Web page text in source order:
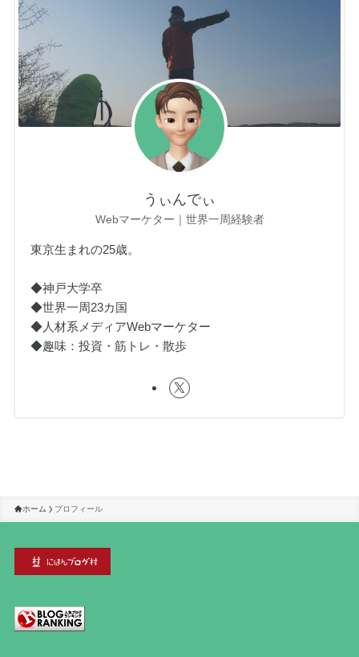
うぃんでぃ
Webマーケター｜世界一周経験者
東京生まれの25歳。
◆神戸大学卒
◆世界一周23カ国
◆人材系メディアWebマーケター
◆趣味：投資・筋トレ・散歩
ホーム プロフィール